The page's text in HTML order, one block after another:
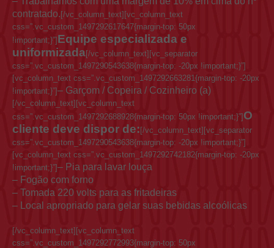
contratado. [/vc_column_text][vc_column_text
css=”.vc_custom_1497292617647{margin-top: 50px
!important;}”] Equipe especializada e
uniformizada[/vc_column_text][vc_separator
css=”.vc_custom_1497290543638{margin-top: -20px !important;}”]
[vc_column_text css=”.vc_custom_1497292663281{margin-top: -20px
!important;}”]– Garçom / Copeira / Cozinheiro (a)
[/vc_column_text][vc_column_text
css=”.vc_custom_1497292688928{margin-top: 50px !important;}”] O
cliente deve dispor de: [/vc_column_text][vc_separator
css=”.vc_custom_1497290543638{margin-top: -20px !important;}”]
[vc_column_text css=”.vc_custom_1497292742182{margin-top: -20px
!important;}”]– Pia para lavar louça
– Fogão com forno
– Tomada 220 volts para as fritadeiras
– Local apropriado para gelar suas bebidas alcoólicas
[/vc_column_text][vc_column_text
css=”.vc_custom_1497292772993{margin-top: 50px